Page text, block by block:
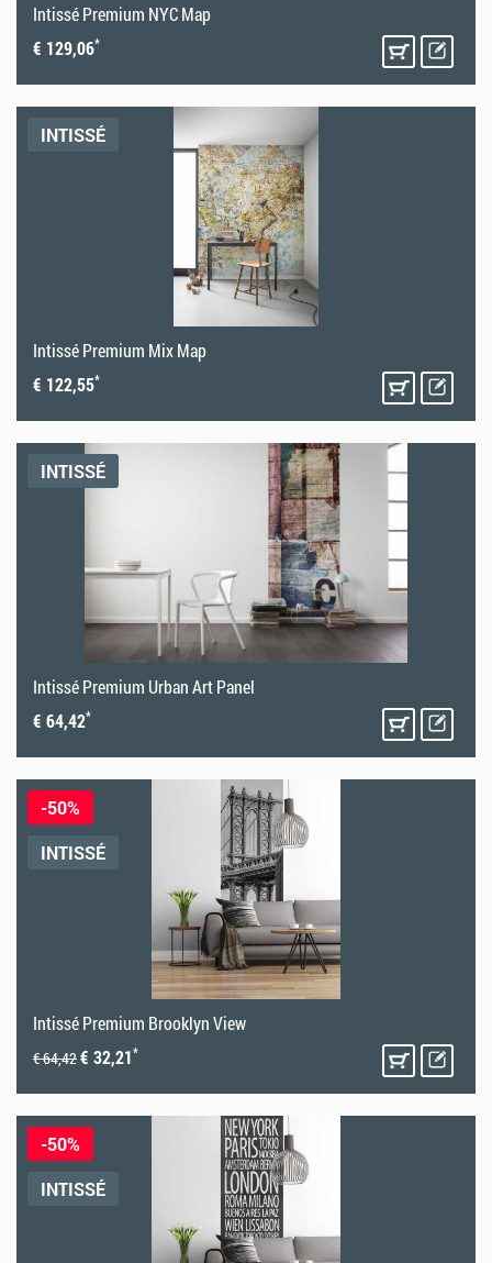
Intissé Premium NYC Map
€ 129,06*
INTISSÉ
Intissé Premium Mix Map
€ 122,55*
INTISSÉ
Intissé Premium Urban Art Panel
€ 64,42*
-50%
INTISSÉ
Intissé Premium Brooklyn View
€ 64,42€ 32,21*
-50%
INTISSÉ